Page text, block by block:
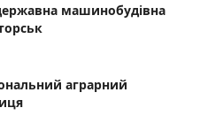
машинобудівна
аграрний